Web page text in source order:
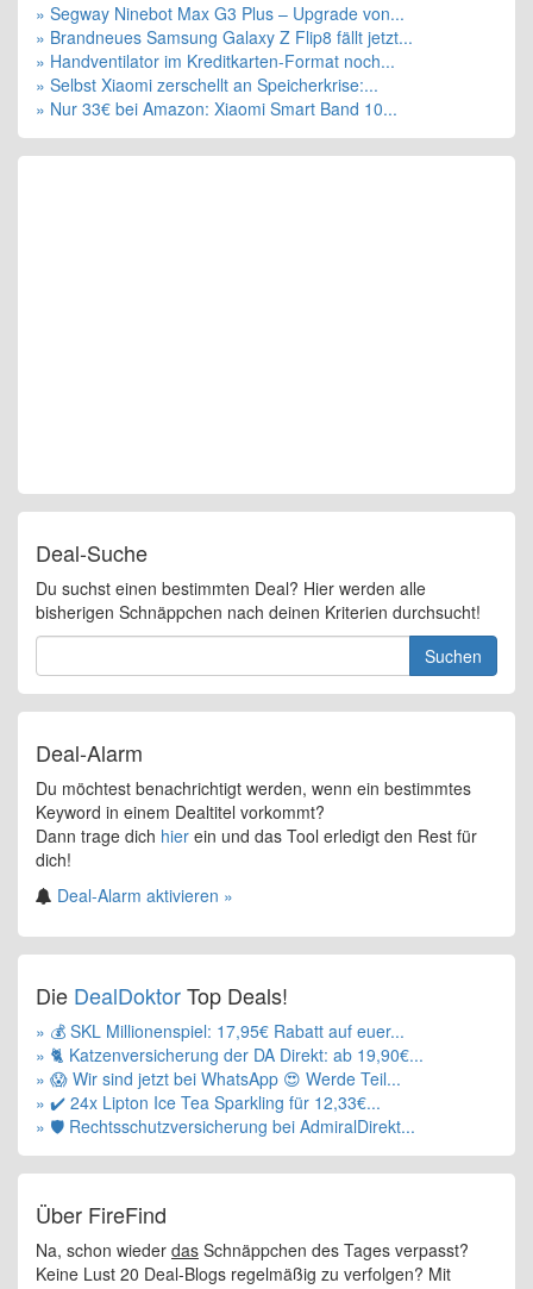
» Segway Ninebot Max G3 Plus – Upgrade von...
» Brandneues Samsung Galaxy Z Flip8 fällt jetzt...
» Handventilator im Kreditkarten-Format noch...
» Selbst Xiaomi zerschellt an Speicherkrise:...
» Nur 33€ bei Amazon: Xiaomi Smart Band 10...
Deal-Suche
Du suchst einen bestimmten Deal? Hier werden alle
bisherigen Schnäppchen nach deinen Kriterien durchsucht!
Suchen
Deal-Alarm
Du möchtest benachrichtigt werden, wenn ein bestimmtes
Keyword in einem Dealtitel vorkommt?
Dann trage dich hier ein und das Tool erledigt den Rest für
dich!
Deal-Alarm aktivieren »
Die DealDoktorTop Deals!
» 💰 SKL Millionenspiel: 17,95€ Rabatt auf euer...
» 🐈 Katzenversicherung der DA Direkt: ab 19,90€...
» 😱 Wir sind jetzt bei WhatsApp 😍 Werde Teil...
» ✔️ 24x Lipton Ice Tea Sparkling für 12,33€...
» 🛡️ Rechtsschutzversicherung bei AdmiralDirekt...
Über FireFind
Na, schon wieder das Schnäppchen des Tages verpasst?
Keine Lust 20 Deal-Blogs regelmäßig zu verfolgen? Mit